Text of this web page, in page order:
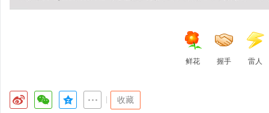
鲜花 握手 雷人
收藏